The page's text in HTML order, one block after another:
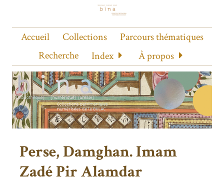
Accueil Collections
Parcours thématiques
Recherche
Index À propos
Perse, Damghan. Imam
Zadé Pir Alamdar